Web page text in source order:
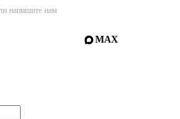
напишите нам
MAX